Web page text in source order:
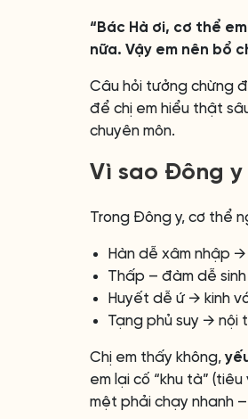
“Bác Hà ơi, cơ thể
nữa. Vậy em nên bổ
Câu hỏi tưởng chừng
để chị em hiểu thật
chuyên môn.
Vì sao Đông y
Trong Đông y, cơ thể
Hàn dễ xâm nhập
Thấp – đàm dễ
Huyết dễ ứ → kinh
Tạng phủ suy → nội
Chị em thấy không,
em lại cố “khu tà”
mệt phải chạy nhanh